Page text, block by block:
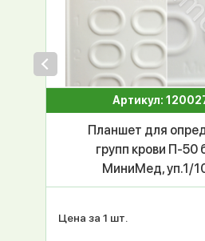
Артикул:
Планшет для
групп крови П-50
МиниМед, уп.1/
Цена за 1 шт.